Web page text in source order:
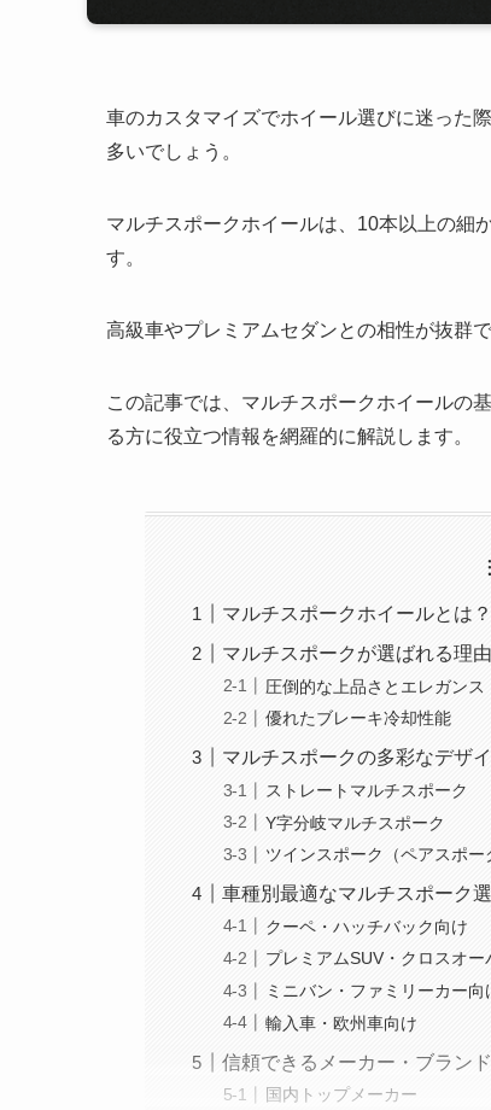
車のカスタマイズでホイール選びに迷った
多いでしょう。
マルチスポークホイールは、10本以上の細
す。
高級車やプレミアムセダンとの相性が抜群
この記事では、マルチスポークホイールの
る方に役立つ情報を網羅的に解説します。
マルチスポークホイールとは
マルチスポークが選ばれる理
圧倒的な上品さとエレガンス
優れたブレーキ冷却性能
マルチスポークの多彩なデザ
ストレートマルチスポーク
Y字分岐マルチスポーク
ツインスポーク（ペアスポー
車種別最適なマルチスポーク
クーペ・ハッチバック向け
プレミアムSUV・クロスオー
ミニバン・ファミリーカー向
輸入車・欧州車向け
信頼できるメーカー・ブラン
国内トップメーカー